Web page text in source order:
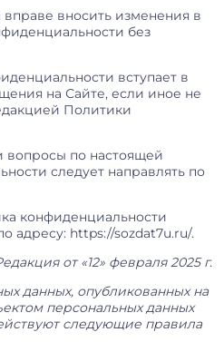
вправе вносить изменения в
без
вступает в
на Сайте, если иное не
Политики
вопросы по настоящей
следует направлять по
конфиденциальности
адресу: https://sozdat7u.ru/.
от «12» февраля 2025 г.
данных, опубликованных на
персональных данных
следующие правила